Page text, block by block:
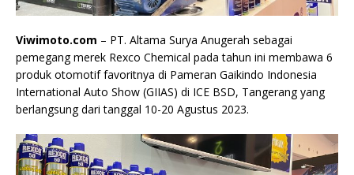
Viwimoto.com – PT. Altama Surya Anugerah sebagai
pemegang merek Rexco Chemical pada tahun ini membawa 6
produk otomotif favoritnya di Pameran Gaikindo Indonesia
International Auto Show (GIIAS) di ICE BSD, Tangerang yang
berlangsung dari tanggal 10-20 Agustus 2023.